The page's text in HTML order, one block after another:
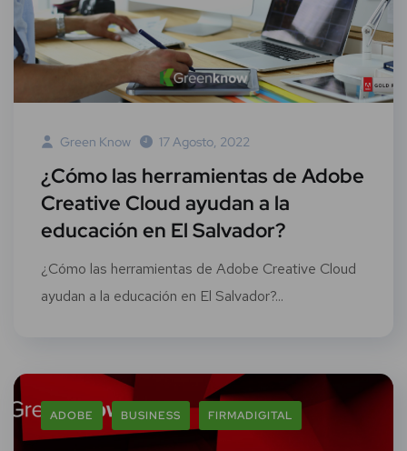
Green Know 17 Agosto, 2022
¿Cómo las herramientas de Adobe
Creative Cloud ayudan a la
educación en El Salvador?
¿Cómo las herramientas de Adobe Creative Cloud
ayudan a la educación en El Salvador?...
ADOBE BUSINESS FIRMADIGITAL